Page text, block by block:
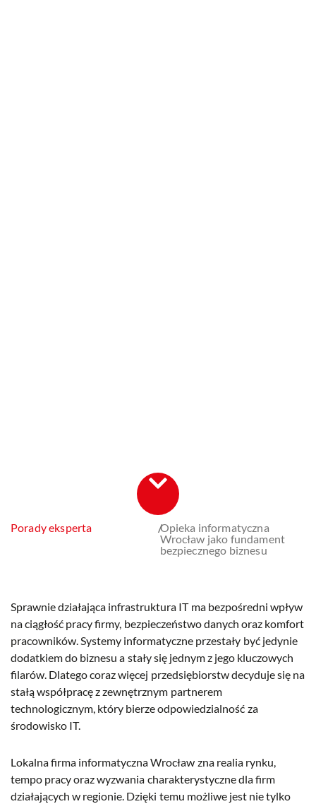
Porady eksperta /Opieka informatyczna
Wrocław jako fundament
bezpiecznego biznesu
Sprawnie działająca infrastruktura IT ma bezpośredni wpływ
na ciągłość pracy firmy, bezpieczeństwo danych oraz komfort
pracowników. Systemy informatyczne przestały być jedynie
dodatkiem do biznesu a stały się jednym z jego kluczowych
filarów. Dlatego coraz więcej przedsiębiorstw decyduje się na
stałą współpracę z zewnętrznym partnerem
technologicznym, który bierze odpowiedzialność za
środowisko IT.
Lokalna firma informatyczna Wrocław zna realia rynku,
tempo pracy oraz wyzwania charakterystyczne dla firm
działających w regionie. Dzięki temu możliwe jest nie tylko